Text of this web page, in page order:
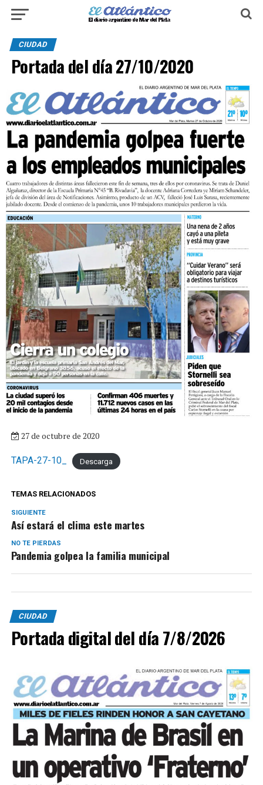
CIUDAD
Portada del día 27/10/2020
27 de octubre de 2020
TAPA-27-10_ Descarga
TEMAS RELACIONADOS
SIGUIENTE
Así estará el clima este martes
NO TE PIERDAS
Pandemia golpea la familia municipal
CIUDAD
Portada digital del día 7/8/2026